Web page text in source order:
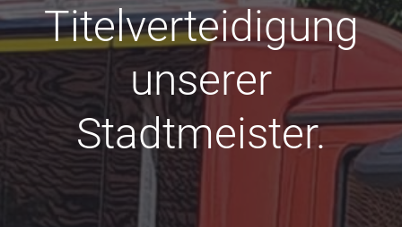
Titelverteidigung
unserer
Stadtmeister.